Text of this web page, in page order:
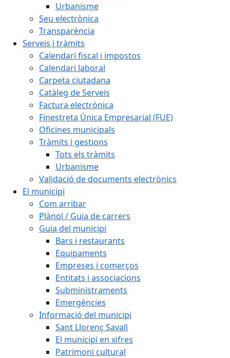
Urbanisme
Seu electrònica
Transparència
Serveis i tràmits
Calendari fiscal i impostos
Calendari laboral
Carpeta ciutadana
Catàleg de Serveis
Factura electrònica
Finestreta Única Empresarial (FUE)
Oficines municipals
Tràmits i gestions
Tots els tràmits
Urbanisme
Validació de documents electrònics
El municipi
Com arribar
Plànol / Guia de carrers
Guia del municipi
Bars i restaurants
Equipaments
Empreses i comerços
Entitats i associacions
Subministraments
Emergències
Informació del municipi
Sant Llorenç Savall
El municipi en xifres
Patrimoni cultural